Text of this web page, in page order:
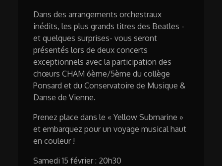
Dans des arrangements orchestraux
inédits, les plus grands titres des Beatles -
et quelques surprises- vous seront
présentés lors de deux concerts
exceptionnels avec la participation des
chœurs CHAM 6ème/5ème du collège
Ponsard et du Conservatoire de Musique &
Danse de Vienne.
Prenez place dans le « Yellow Submarine »
et embarquez pour un voyage musical haut
en couleur !
Samedi 15 février : 20h30